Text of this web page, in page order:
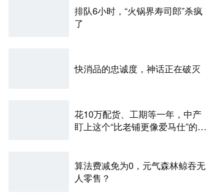
排队6小时，“火锅界寿司郎”杀疯
了
快消品的忠诚度，神话正在破灭
花10万配货、工期等一年，中产
盯上这个“比老铺更像爱马仕”的兰
算法费减免为0，元气森林鲸吞无
人零售？